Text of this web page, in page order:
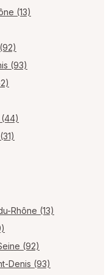
(13)
(93)
Rhône (13)
(92)
Denis (93)